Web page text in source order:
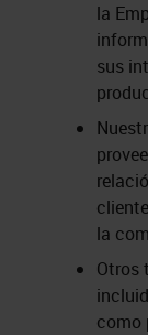
la
sus
la
Otros
como